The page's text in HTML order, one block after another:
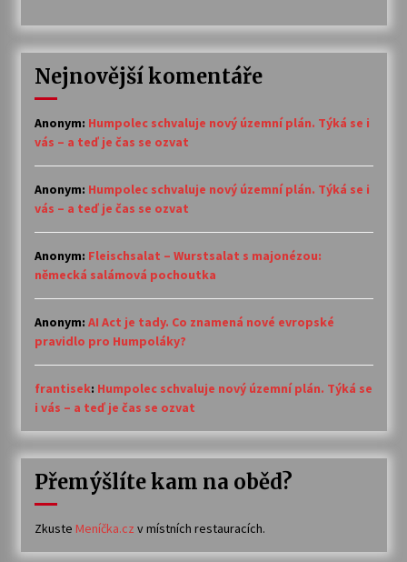
Nejnovější komentáře
Anonym: Humpolec schvaluje nový územní plán. Týká se i
vás – a teď je čas se ozvat
Anonym: Humpolec schvaluje nový územní plán. Týká se i
vás – a teď je čas se ozvat
Anonym: Fleischsalat – Wurstsalat s majonézou:
německá salámová pochoutka
Anonym: AI Act je tady. Co znamená nové evropské
pravidlo pro Humpoláky?
frantisek: Humpolec schvaluje nový územní plán. Týká se
i vás – a teď je čas se ozvat
Přemýšlíte kam na oběd?
Zkuste Meníčka.cz v místních restauracích.